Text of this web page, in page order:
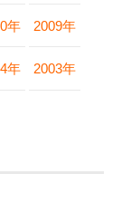
年 2009年
年 2003年